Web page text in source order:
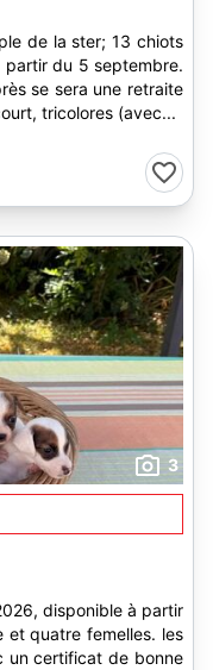
de la ster; 13 chiots
du 5 septembre.
bien méritée!) les chiots sont à poils court, tricolores (avec...
3
disponible à partir
un certificat de bonne